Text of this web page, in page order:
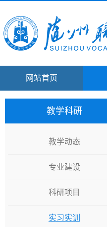
网站首页
教学科研
教学动态
专业建设
科研项目
实习实训